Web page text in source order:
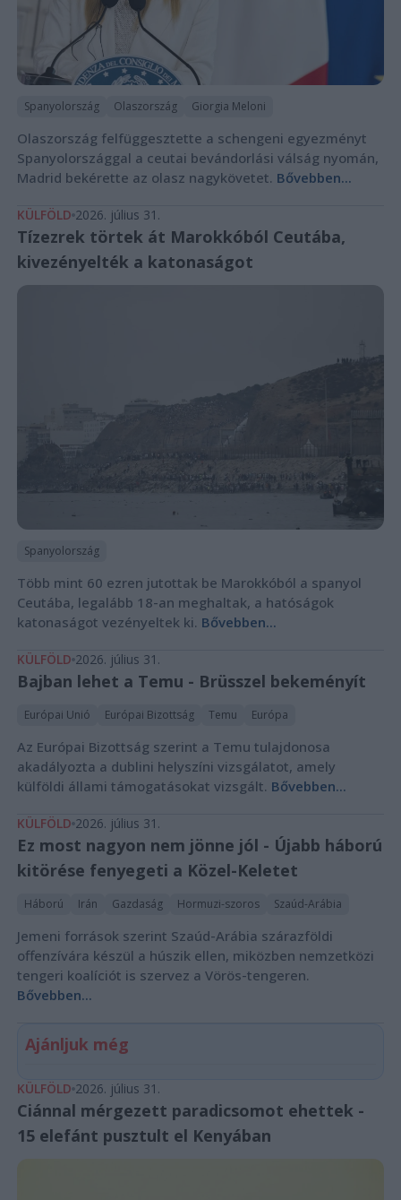
Spanyolország Olaszország Giorgia Meloni
Olaszország felfüggesztette a schengeni egyezményt
Spanyolországgal a ceutai bevándorlási válság nyomán,
Madrid bekérette az olasz nagykövetet. Bővebben...
KÜLFÖLD 2026. július 31.
Tízezrek törtek át Marokkóból Ceutába,
kivezényelték a katonaságot
Spanyolország
Több mint 60 ezren jutottak be Marokkóból a spanyol
Ceutába, legalább 18-an meghaltak, a hatóságok
katonaságot vezényeltek ki. Bővebben...
KÜLFÖLD 2026. július 31.
Bajban lehet a Temu - Brüsszel bekeményít
Európai Unió Európai Bizottság Temu Európa
Az Európai Bizottság szerint a Temu tulajdonosa
akadályozta a dublini helyszíni vizsgálatot, amely
külföldi állami támogatásokat vizsgált. Bővebben...
KÜLFÖLD 2026. július 31.
Ez most nagyon nem jönne jól - Újabb háború
kitörése fenyegeti a Közel-Keletet
Háború Irán Gazdaság Hormuzi-szoros Szaúd-Arábia
Jemeni források szerint Szaúd-Arábia szárazföldi
offenzívára készül a húszik ellen, miközben nemzetközi
tengeri koalíciót is szervez a Vörös-tengeren.
Bővebben...
Ajánljuk még
KÜLFÖLD 2026. július 31.
Ciánnal mérgezett paradicsomot ehettek -
15 elefánt pusztult el Kenyában